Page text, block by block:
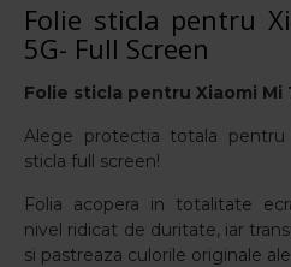
Folie sticla pentru
5G- Full Screen
Folie sticla pentru Xiaomi Mi
Alege protectia totala
sticla full screen!
Folia acopera in totalitate
nivel ridicat de duritate, iar
si pastreaza culorile originale